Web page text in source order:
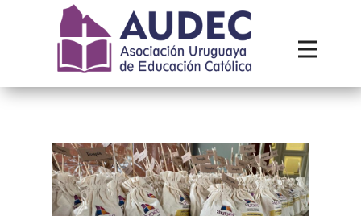
Institucional
Recursos